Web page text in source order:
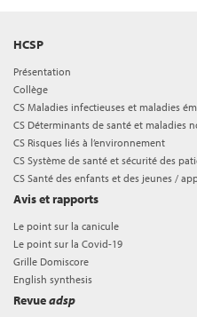
HCSP
Présentation
Collège
CS Maladies infectieuses et maladies
CS Déterminants de santé et maladies
CS Risques liés à l’environnement
CS Système de santé et sécurité des
CS Santé des enfants et des jeunes /
Avis et rapports
Le point sur la canicule
Le point sur la Covid-19
Grille Domiscore
English synthesis
Revueadsp